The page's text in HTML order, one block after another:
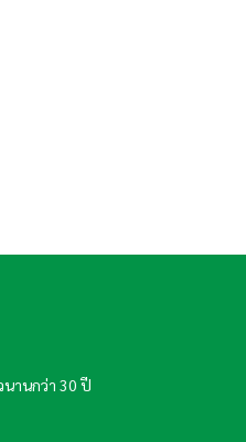
านกว่า 30 ปี